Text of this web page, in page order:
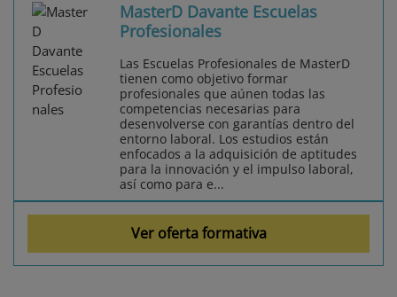
MasterD Davante Escuelas
Profesionales
Las Escuelas Profesionales de MasterD
tienen como objetivo formar
profesionales que aúnen todas las
competencias necesarias para
desenvolverse con garantías dentro del
entorno laboral. Los estudios están
enfocados a la adquisición de aptitudes
para la innovación y el impulso laboral,
así como para e...
Ver oferta formativa